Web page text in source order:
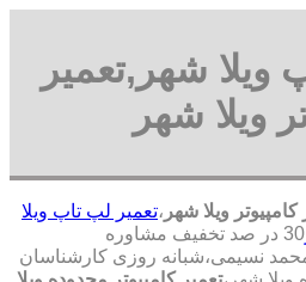
ویلا شهر,تعمیر
ویلا شهر
کامپیوتر ویلا شهر ،تعمیر لپ تاپ ویلا
30 در صد تخفیف مشاوره
آقای محمد نسیمی،شبانه روزی کارشناسان